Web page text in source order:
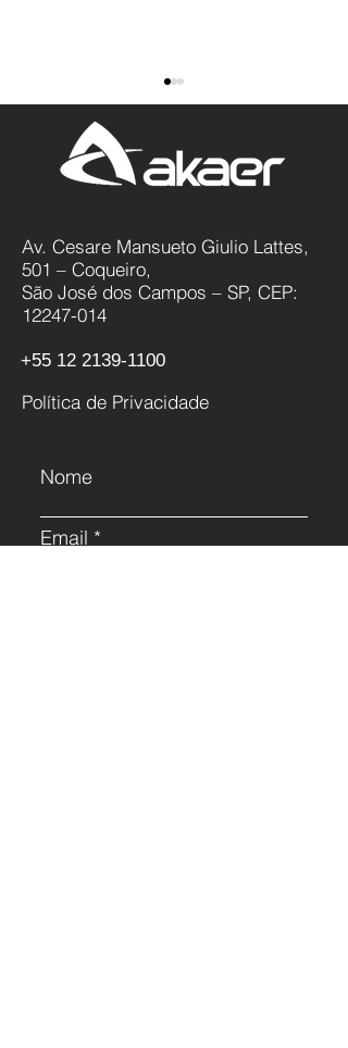
Cascavel NG:
Modernização,
Capacitação e o Futuro da
Defesa Nacional
Av. Cesare Mansueto Giulio Lattes,
501 – Coqueiro,
São José dos Campos – SP, CEP:
12247-014
+55 12 2139-1100
Política de Privacidade
Nome
Email